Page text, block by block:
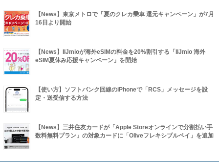
【News】東京メトロで「夏のクレカ乗車 還元キャンペーン」が7月
16日より開始
【News】IIJmioが海外eSIMの料金を20%割引する「IIJmio 海外
eSIM夏休み応援キャンペーン」を開始
【使い方】ソフトバンク回線のiPhoneで「RCS」メッセージを設
定・送受信する方法
【News】三井住友カードが「Apple Storeオンラインで分割払い手
数料無料プラン」の対象カードに「Oliveフレキシブルペイ」を追加